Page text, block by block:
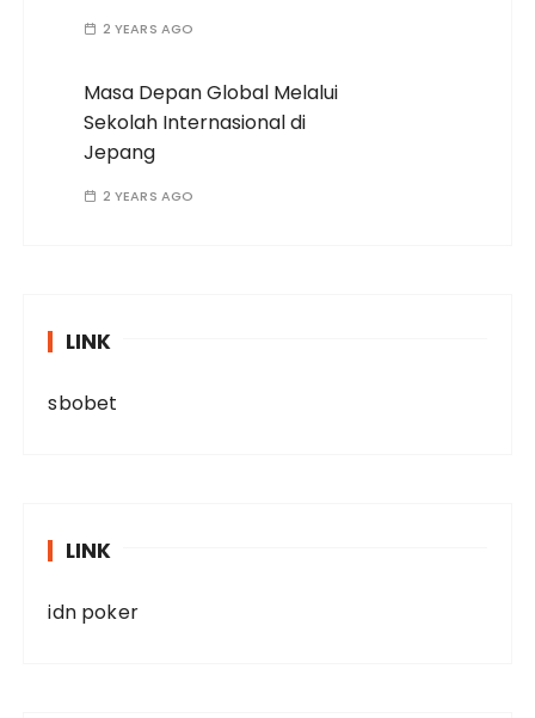
2 YEARS AGO
Masa Depan Global Melalui
Sekolah Internasional di
Jepang
2 YEARS AGO
LINK
sbobet
LINK
idn poker